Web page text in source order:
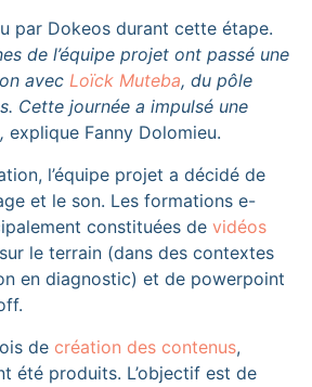
par Dokeos durant cette étape.
de l’équipe projet ont passé une
avec Loïck Muteba, du pôle
Cette journée a impulsé une
explique Fanny Dolomieu.
l’équipe projet a décidé de
et le son. Les formations e-
constituées de vidéos
le terrain (dans des contextes
en diagnostic) et de powerpoint
de création des contenus,
été produits. L’objectif est de